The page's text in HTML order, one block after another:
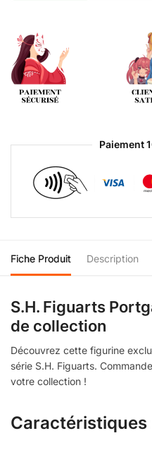
Paiement
Fiche Produit Description
S.H. Figuarts
de collection
Découvrez cette figurine
série S.H. Figuarts.
votre collection !
Caractéristiques